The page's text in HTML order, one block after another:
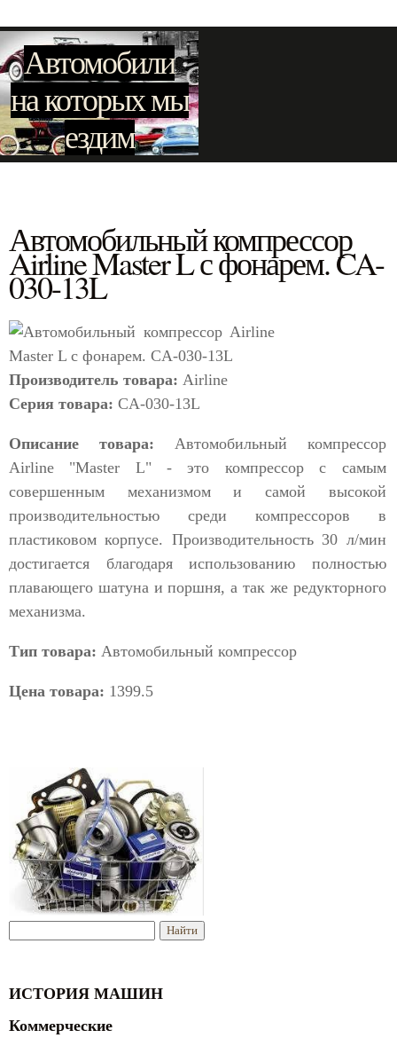
Автомобили
на которых мы
ездим
Автомобильный компрессор
Airline Master L с фонарем. CA-
030-13L
Производитель товара: Airline
Серия товара: CA-030-13L
Описание товара: Автомобильный компрессор
Airline "Master L" - это компрессор с самым
совершенным механизмом и самой высокой
производительностью среди компрессоров в
пластиковом корпусе. Производительность 30 л/мин
достигается благодаря использованию полностью
плавающего шатуна и поршня, а так же редукторного
механизма.
Тип товара: Автомобильный компрессор
Цена товара: 1399.5
ИСТОРИЯ МАШИН
Коммерческие